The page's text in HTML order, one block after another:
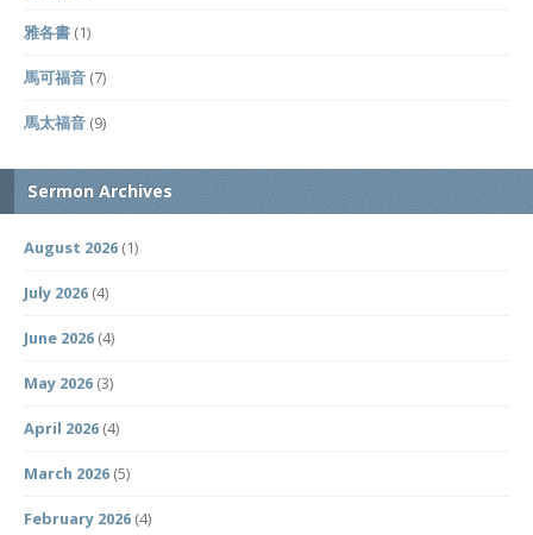
雅各書 (1)
馬可福音 (7)
馬太福音 (9)
Sermon Archives
August 2026 (1)
July 2026 (4)
June 2026 (4)
May 2026 (3)
April 2026 (4)
March 2026 (5)
February 2026 (4)